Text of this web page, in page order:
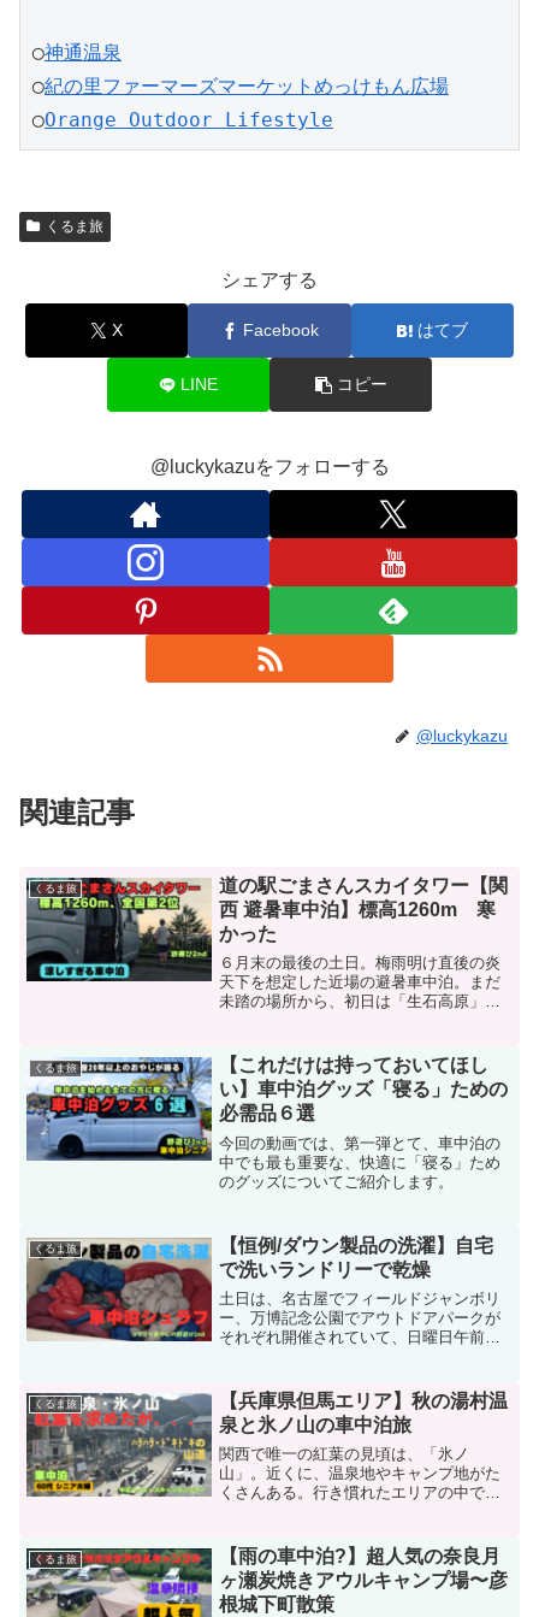
◯神通温泉
◯紀の里ファーマーズマーケットめっけもん広場
◯Orange Outdoor Lifestyle
くるま旅
シェアする
X Facebook はてブ
LINE コピー
@luckykazuをフォローする
@luckykazu
関連記事
くるま旅
道の駅ごまさんスカイタワー【関
西 避暑車中泊】標高1260m 寒
かった
６月末の最後の土日。梅雨明け直後の炎
天下を想定した近場の避暑車中泊。まだ
未踏の場所から、初日は「生石高原」、
りの場所だった。少し寒いくらいが丁度
いい、ってか!?
くるま旅
【これだけは持っておいてほし
い】車中泊グッズ「寝る」ための
必需品６選
今回の動画では、第一弾とて、車中泊の
中でも最も重要な、快適に「寝る」ため
のグッズについてご紹介します。
くるま旅
【恒例/ダウン製品の洗濯】自宅
で洗いランドリーで乾燥
土日は、名古屋でフィールドジャンボリ
ー、万博記念公園でアウトドアパークが
それぞれ開催されていて、日曜日午前中
ししていたダウンのクリーニングに変
更。主に冬季に使ったダウン...
くるま旅
【兵庫県但馬エリア】秋の湯村温
泉と氷ノ山の車中泊旅
関西で唯一の紅葉の見頃は、「氷ノ
山」。近くに、温泉地やキャンプ地がた
くさんある。行き慣れたエリアの中でも
ると、山梨県甲府と兵庫県新温泉町の２
つの温泉が出てくる。今回は、西の湯村
温泉だ。
くるま旅
【雨の車中泊?】超人気の奈良月
ヶ瀬炭焼きアウルキャンプ場〜彦
根城下町散策